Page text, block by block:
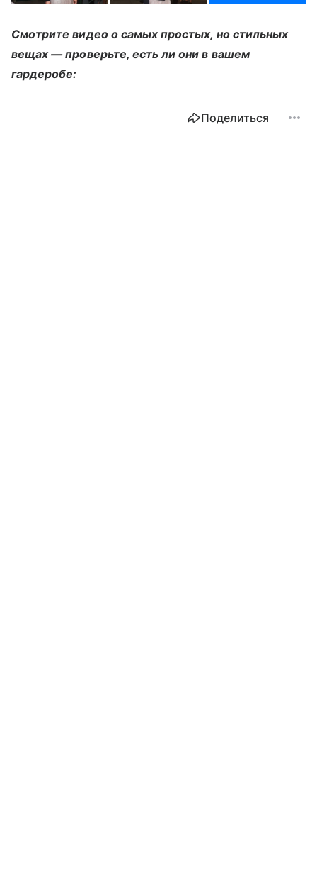
Смотрите видео о самых простых, но стильных
вещах — проверьте, есть ли они в вашем
гардеробе:
Поделиться